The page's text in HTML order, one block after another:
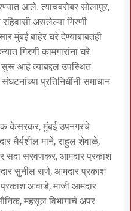
आले. त्याचबरोबर सोलापूर,
असलेल्या गिरणी
मुंबई बाहेर घरे देण्याबाबतही
गिरणी कामगारांना घरे
सुरू आहे त्याबद्दल उपस्थित
प्रतिनिधींनी समाधान
केसरकर, मुंबई उपनगरचे
धैर्यशील माने, राहुल शेवाळे,
सदा सरवणकर, आमदार प्रकाश
सुनील राणे, आमदार प्रकाश
आवाडे, माजी आमदार
महसूल विभागाचे अपर